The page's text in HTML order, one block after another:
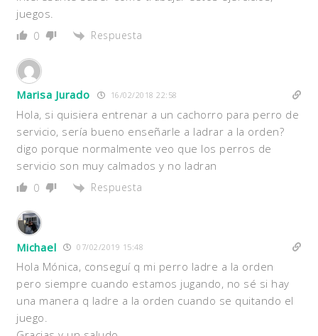
juegos.
0 Respuesta
Marisa Jurado 16/02/2018 22:58
Hola, si quisiera entrenar a un cachorro para perro de
servicio, sería bueno enseñarle a ladrar a la orden?
digo porque normalmente veo que los perros de
servicio son muy calmados y no ladran
0 Respuesta
Michael 07/02/2019 15:48
Hola Mónica, conseguí q mi perro ladre a la orden
pero siempre cuando estamos jugando, no sé si hay
una manera q ladre a la orden cuando se quitando el
juego.